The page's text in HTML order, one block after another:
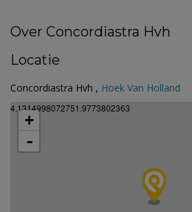
Over Concordiastra Hvh
Locatie
Concordiastra Hvh , Hoek Van Holland
4.1314998072751.9773802363
+
-